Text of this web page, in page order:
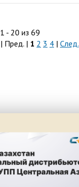
- 20 из 69
Пред. | 1 2 3 4 | След.